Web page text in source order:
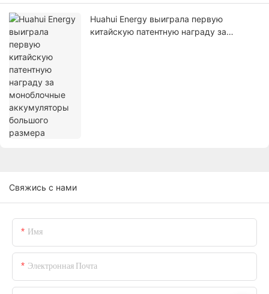
Huahui Energy выиграла первую
китайскую патентную награду за
Свяжись с нами
Имя
Электронная Почта